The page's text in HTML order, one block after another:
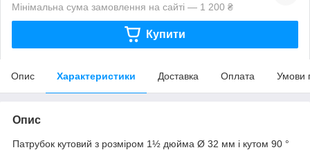
Мінімальна сума замовлення на сайті — 1 200 ₴
Купити
Опис Характеристики Доставка Оплата Умови
Опис
Патрубок кутовий з розміром 1½ дюйма Ø 32 мм і кутом 90 °